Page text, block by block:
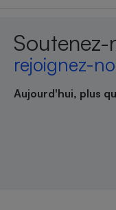
Soutenez-
rejoignez-
Aujourd'hui, plus